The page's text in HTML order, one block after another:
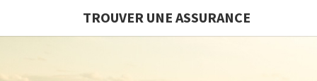
TROUVER UNE ASSURANCE